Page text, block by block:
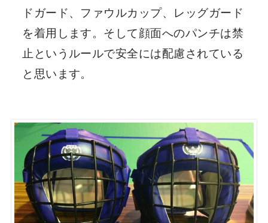
ドガード、ファウルカップ、レッグガード
を着用します。そして顔面へのパンチは禁
止というルールで安全には配慮されている
と思います。